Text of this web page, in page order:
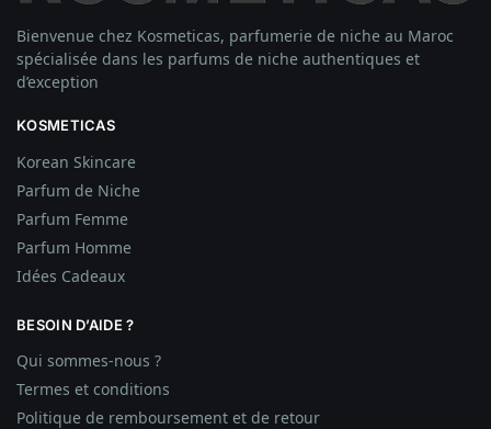
Bienvenue chez Kosmeticas, parfumerie de niche au Maroc
spécialisée dans les parfums de niche authentiques et
d’exception
KOSMETICAS
Korean Skincare
Parfum de Niche
Parfum Femme
Parfum Homme
Idées Cadeaux
BESOIN D’AIDE ?
Qui sommes-nous ?
Termes et conditions
Politique de remboursement et de retour